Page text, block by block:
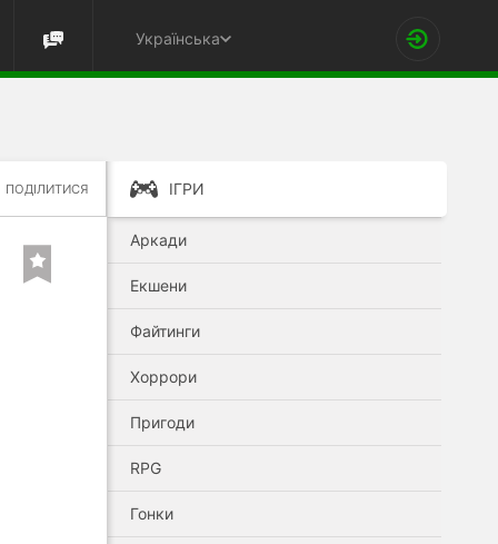
Українська
ПОДІЛИТИСЯ ІГРИ
Аркади
Екшени
Файтинги
Хоррори
Пригоди
RPG
Гонки